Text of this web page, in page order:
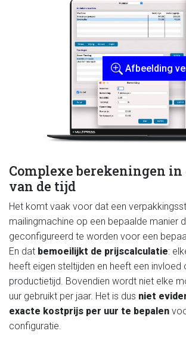
Complexe berekeningen
van de tijd
Het komt vaak voor dat een
mailingmachine op een bepaalde manier
geconfigureerd te worden voor een
En dat bemoeilijkt de prijscalculatie:
heeft eigen steltijden en heeft een invloed
productietijd. Bovendien wordt niet elke
uur gebruikt per jaar. Het is dus niet
exacte kostprijs per uur te bepalen
configuratie.
Afbeelding